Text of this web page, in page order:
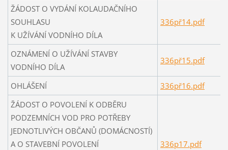
ŽÁDOST O VYDÁNÍ KOLAUDAČNÍHO
SOUHLASU
K UŽÍVÁNÍ VODNÍHO DÍLA
336př14.pdf
OZNÁMENÍ O UŽÍVÁNÍ STAVBY
VODNÍHO DÍLA
336př15.pdf
OHLÁŠENÍ
336př16.pdf
ŽÁDOST O POVOLENÍ K ODBĚRU
PODZEMNÍCH VOD PRO POTŘEBY
JEDNOTLIVÝCH OBČANŮ (DOMÁCNOSTÍ)
A O STAVEBNÍ POVOLENÍ
336p17.pdf